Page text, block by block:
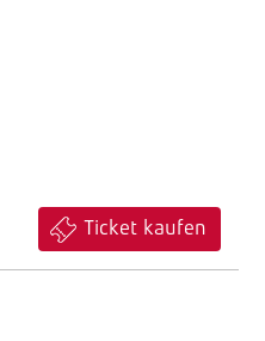
Ticket kaufen